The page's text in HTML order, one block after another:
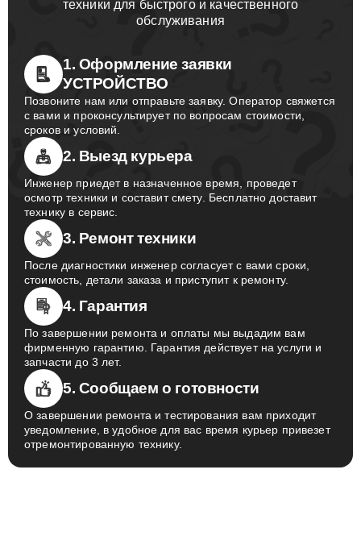
техники для быстрого и качественного
1. Оформление заявки
УСТРОЙСТВО
Позвоните нам или отправьте заявку. Оператор свяжется
с вами и проконсультирует по вопросам стоимости,
сроков и условий.
2. Выезд курьера
Инженер приедет в назначенное время, проведет
осмотр техники и составит смету. Бесплатно доставит
технику в сервис.
После диагностики инженер согласует с вами сроки,
стоимость, детали заказа и приступит к ремонту.
4. Гарантия
По завершении ремонта и оплаты мы выдадим вам
фирменную гарантию. Гарантия действует на услуги и
запчасти до 3 лет.
5. Сообщаем о готовности
О завершении ремонта и тестирования вам приходит
уведомление, в удобное для вас время курьер привезет